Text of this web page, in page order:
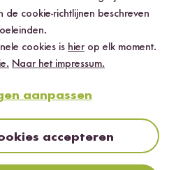
cookie-richtlijnen beschreven
cookies is hier op elk moment.
Naar het impressum.
aanpassen
accepteren